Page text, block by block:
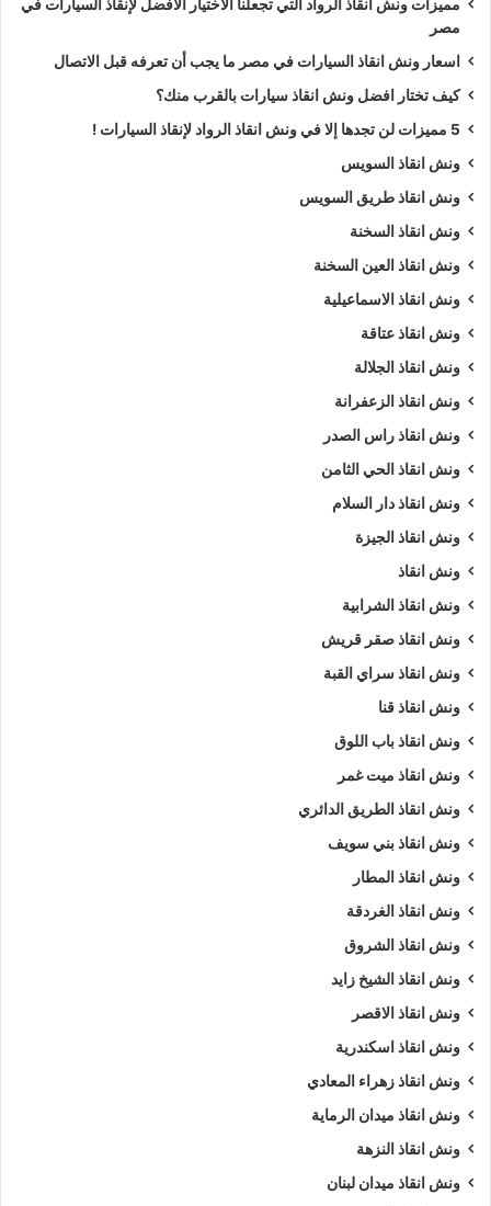
مميزات ونش انقاذ الرواد التي تجعلنا الاختيار الافضل لإنقاذ السيارات في
مصر
اسعار ونش انقاذ السيارات في مصر ما يجب أن تعرفه قبل الاتصال
كيف تختار افضل ونش انقاذ سيارات بالقرب منك؟
5 مميزات لن تجدها إلا في ونش انقاذ الرواد لإنقاذ السيارات !
ونش انقاذ السويس
ونش انقاذ طريق السويس
ونش انقاذ السخنة
ونش انقاذ العين السخنة
ونش انقاذ الاسماعيلية
ونش انقاذ عتاقة
ونش انقاذ الجلالة
ونش انقاذ الزعفرانة
ونش انقاذ راس الصدر
ونش انقاذ الحي الثامن
ونش انقاذ دار السلام
ونش انقاذ الجيزة
ونش انقاذ
ونش انقاذ الشرابية
ونش انقاذ صقر قريش
ونش انقاذ سراي القبة
ونش انقاذ قنا
ونش انقاذ باب اللوق
ونش انقاذ ميت غمر
ونش انقاذ الطريق الدائري
ونش انقاذ بني سويف
ونش انقاذ المطار
ونش انقاذ الغردقة
ونش انقاذ الشروق
ونش انقاذ الشيخ زايد
ونش انقاذ الاقصر
ونش انقاذ اسكندرية
ونش انقاذ زهراء المعادي
ونش انقاذ ميدان الرماية
ونش انقاذ النزهة
ونش انقاذ ميدان لبنان